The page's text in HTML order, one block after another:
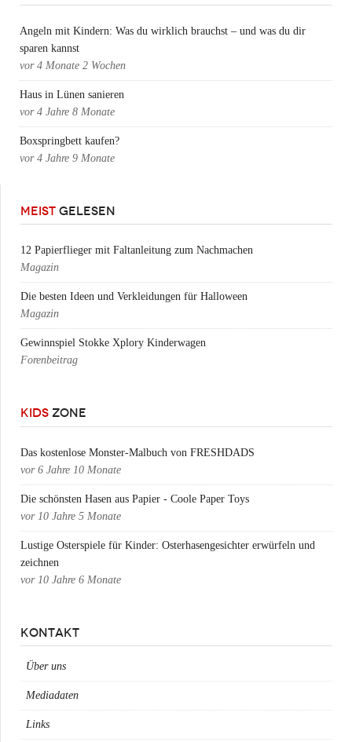
Angeln mit Kindern: Was du wirklich brauchst – und was du dir
sparen kannst
vor 4 Monate 2 Wochen
Haus in Lünen sanieren
vor 4 Jahre 8 Monate
Boxspringbett kaufen?
vor 4 Jahre 9 Monate
MEIST GELESEN
12 Papierflieger mit Faltanleitung zum Nachmachen
Magazin
Die besten Ideen und Verkleidungen für Halloween
Magazin
Gewinnspiel Stokke Xplory Kinderwagen
Forenbeitrag
KIDS ZONE
Das kostenlose Monster-Malbuch von FRESHDADS
vor 6 Jahre 10 Monate
Die schönsten Hasen aus Papier - Coole Paper Toys
vor 10 Jahre 5 Monate
Lustige Osterspiele für Kinder: Osterhasengesichter erwürfeln und
zeichnen
vor 10 Jahre 6 Monate
KONTAKT
Über uns
Mediadaten
Links